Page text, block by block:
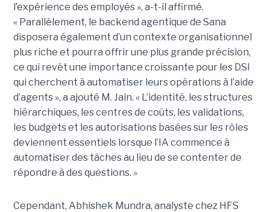
l’expérience des employés », a-t-il affirmé.
« Parallèlement, le backend agentique de Sana
disposera également d’un contexte organisationnel
plus riche et pourra offrir une plus grande précision,
ce qui revêt une importance croissante pour les DSI
qui cherchent à automatiser leurs opérations à l’aide
d’agents », a ajouté M. Jain. « L’identité, les structures
hiérarchiques, les centres de coûts, les validations,
les budgets et les autorisations basées sur les rôles
deviennent essentiels lorsque l’IA commence à
automatiser des tâches au lieu de se contenter de
répondre à des questions. »
Cependant, Abhishek Mundra, analyste chez HFS